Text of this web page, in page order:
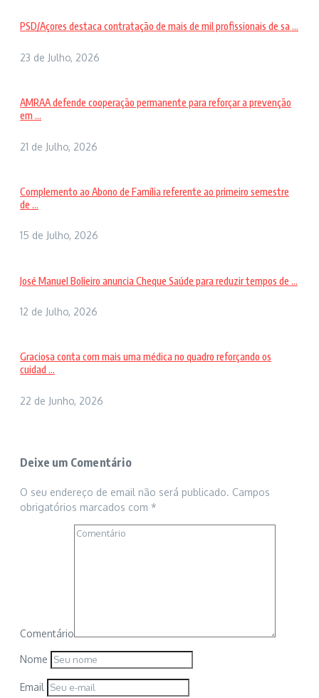
PSD/Açores destaca contratação de mais de mil profissionais de sa ...
23 de Julho, 2026
AMRAA defende cooperação permanente para reforçar a prevenção
em ...
21 de Julho, 2026
Complemento ao Abono de Família referente ao primeiro semestre
de ...
15 de Julho, 2026
José Manuel Bolieiro anuncia Cheque Saúde para reduzir tempos de ...
12 de Julho, 2026
Graciosa conta com mais uma médica no quadro reforçando os
cuidad ...
22 de Junho, 2026
Deixe um Comentário
O seu endereço de email não será publicado. Campos
obrigatórios marcados com *
Comentário
Nome
Email